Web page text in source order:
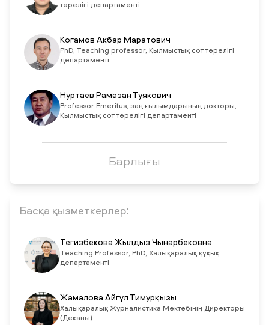
төрелігі департаменті
Когамов Акбар Маратович
PhD, Teaching professor, Қылмыстық сот төрелігі
департаменті
Нуртаев Рамазан Туякович
Professor Emeritus, заң ғылымдарының докторы,
Қылмыстық сот төрелігі департаменті
Барлығы
Басқа қызметкерлер:
Тегизбекова Жылдыз Чынарбековна
Teaching Professor, PhD, Халықаралық құқық
департаменті
Жамалова Айгүл Тимурқызы
Халықаралық Журналистика Мектебінің Директоры
(Деканы)